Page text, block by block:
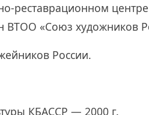
реставрационном
ВТОО «Союз художников
России.
КБАССР — 2000 г.